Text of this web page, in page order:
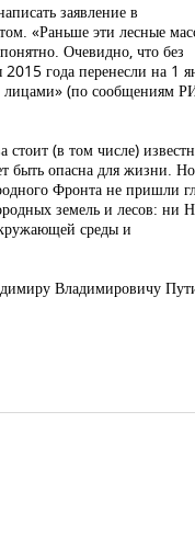
заявление в
«Раньше эти лесные
Очевидно, что без
года перенесли на 1
лицами» (по сообщениям
(в том числе)
быть опасна для жизни.
Фронта не пришли
земель и лесов: ни
среды и
Владимировичу